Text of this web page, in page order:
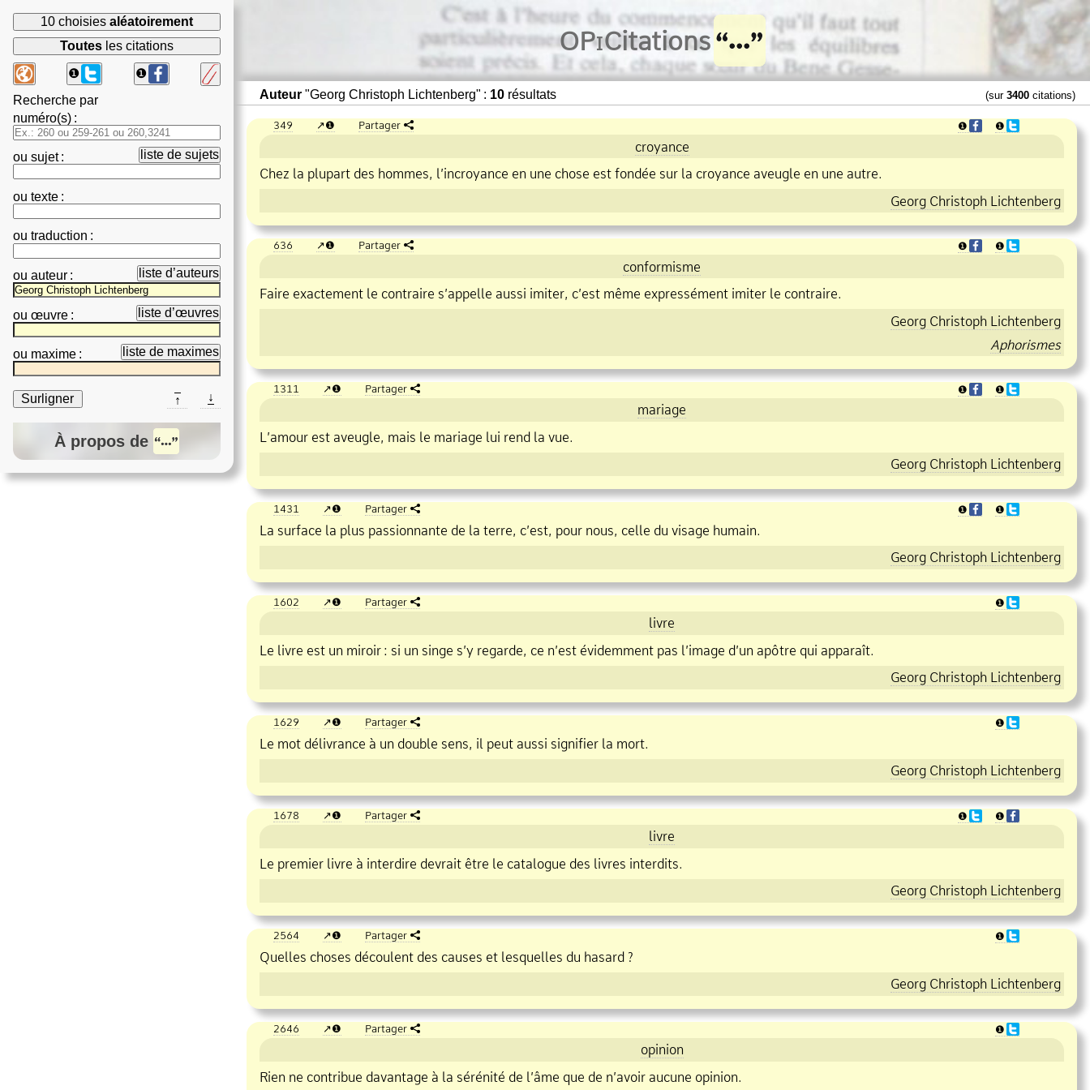
10 choisies aléatoirement
Toutes les citations
❶
❶
Recherche par
numéro(s) :
ou sujet: liste de sujets
ou texte :
ou traduction :
ou auteur : liste d’auteurs
ou œuvre : liste d’œuvres
ou maxime : liste de maximes
Surligner ↓
↑
À propos de
OPiCitations
Auteur "Georg Christoph Lichtenberg" : 10 résultats (sur 3400 citations)
349 ❶ Partager ❶ ❶
croyance
Chez la plupart des hommes, l’incroyance en une chose est fondée sur la croyance aveugle en une autre.
Georg Christoph Lichtenberg
636 ❶ Partager ❶ ❶
conformisme
Faire exactement le contraire s’appelle aussi imiter, c’est même expressément imiter le contraire.
Georg Christoph Lichtenberg
Aphorismes
1311 ❶ Partager ❶ ❶
mariage
L’amour est aveugle, mais le mariage lui rend la vue.
Georg Christoph Lichtenberg
1431 ❶ Partager ❶ ❶
La surface la plus passionnante de la terre, c’est, pour nous, celle du visage humain.
Georg Christoph Lichtenberg
1602 ❶ Partager ❶
livre
Le livre est un miroir : si un singe s’y regarde, ce n’est évidemment pas l’image d’un apôtre qui apparaît.
Georg Christoph Lichtenberg
1629 ❶ Partager ❶
Le mot délivrance à un double sens, il peut aussi signifier la mort.
Georg Christoph Lichtenberg
1678 ❶ Partager ❶ ❶
livre
Le premier livre à interdire devrait être le catalogue des livres interdits.
Georg Christoph Lichtenberg
2564 ❶ Partager ❶
Quelles choses découlent des causes et lesquelles du hasard ?
Georg Christoph Lichtenberg
2646 ❶ Partager ❶
opinion
Rien ne contribue davantage à la sérénité de l’âme que de n’avoir aucune opinion.